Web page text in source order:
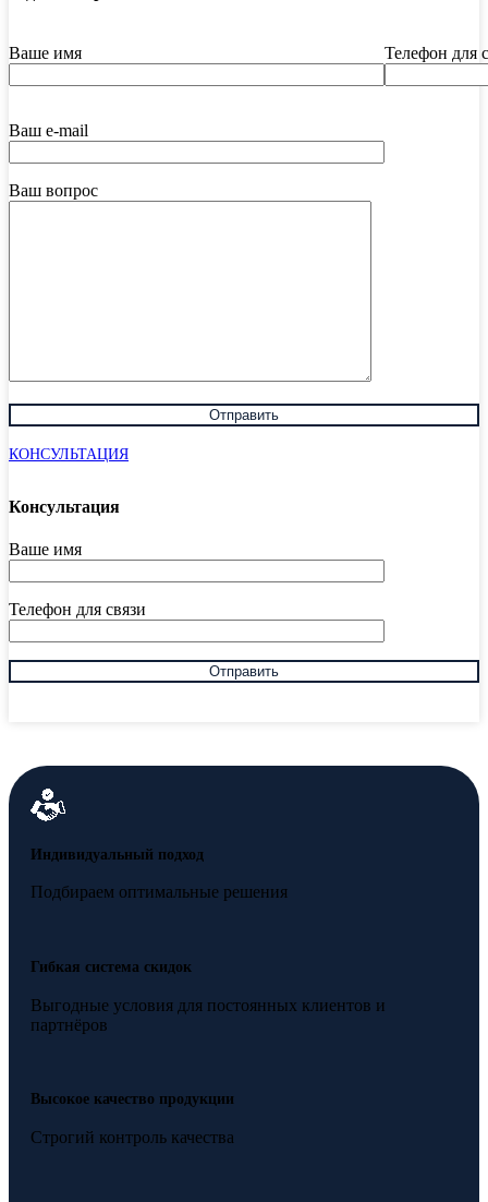
Ваше имя Телефон для
Ваш e-mail
Ваш вопрос
КОНСУЛЬТАЦИЯ
Консультация
Ваше имя
Телефон для связи
Индивидуальный подход
Подбираем оптимальные решения
Гибкая система скидок
Выгодные условия для постоянных клиентов и
партнёров
Высокое качество продукции
Строгий контроль качества